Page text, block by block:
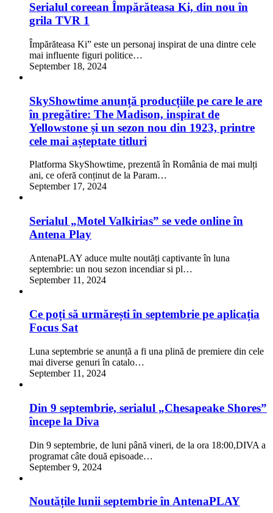
Serialul coreean Împărăteasa Ki, din nou în
grila TVR 1
Împărăteasa Ki” este un personaj inspirat de una dintre cele
mai influente figuri politice…
September 18, 2024
SkyShowtime anunță producțiile pe care le are
în pregătire: The Madison, inspirat de
Yellowstone și un sezon nou din 1923, printre
cele mai așteptate titluri
Platforma SkyShowtime, prezentă în România de mai mulți
ani, ce oferă conținut de la Param…
September 17, 2024
Serialul „Motel Valkirias” se vede online în
Antena Play
AntenaPLAY aduce multe noutăți captivante în luna
septembrie: un nou sezon incendiar si pl…
September 11, 2024
Ce poți să urmărești în septembrie pe aplicația
Focus Sat
Luna septembrie se anunță a fi una plină de premiere din cele
mai diverse genuri în catalo…
September 11, 2024
Din 9 septembrie, serialul „Chesapeake Shores”
începe la Diva
Din 9 septembrie, de luni până vineri, de la ora 18:00,DIVA a
programat câte două episoade…
September 9, 2024
Noutățile lunii septembrie în AntenaPLAY